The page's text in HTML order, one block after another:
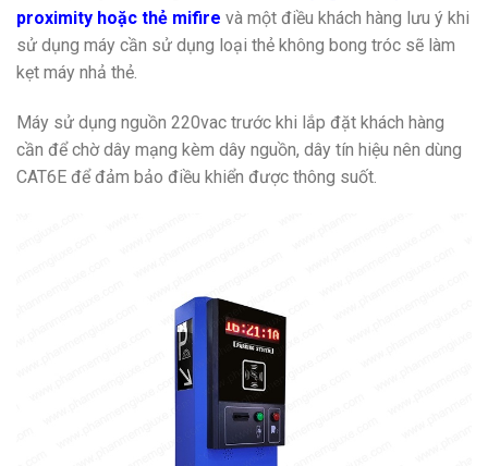
proximity hoặc thẻ mifire và một điều khách hàng lưu ý khi
sử dụng máy cần sử dụng loại thẻ không bong tróc sẽ làm
kẹt máy nhả thẻ.
Máy sử dụng nguồn 220vac trước khi lắp đặt khách hàng
cần để chờ dây mạng kèm dây nguồn, dây tín hiệu nên dùng
CAT6E để đảm bảo điều khiển được thông suốt.